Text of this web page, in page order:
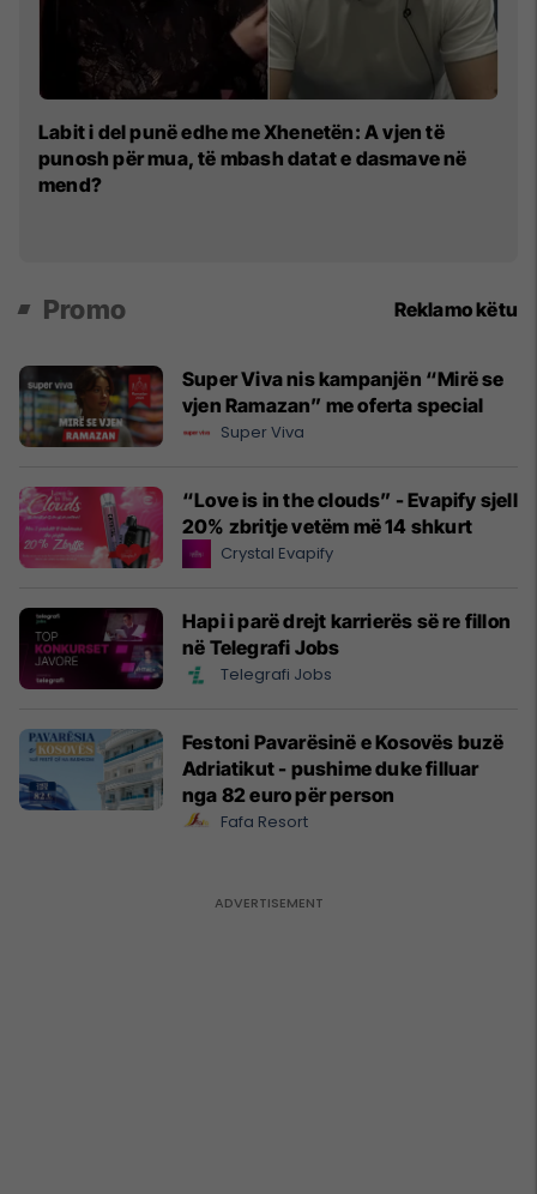
Labit i del punë edhe me Xhenetën: A vjen të
punosh për mua, të mbash datat e dasmave në
mend?
Promo Reklamo këtu
Super Viva nis kampanjën “Mirë se
vjen Ramazan” me oferta special
Super Viva
“Love is in the clouds” - Evapify sjell
20% zbritje vetëm më 14 shkurt
Crystal Evapify
Hapi i parë drejt karrierës së re fillon
në Telegrafi Jobs
Telegrafi Jobs
Festoni Pavarësinë e Kosovës buzë
Adriatikut - pushime duke filluar
nga 82 euro për person
Fafa Resort